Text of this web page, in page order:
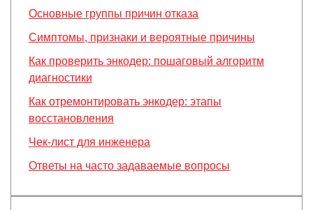
Основные группы причин отказа
Симптомы, признаки и вероятные причины
Как проверить энкодер: пошаговый алгоритм
диагностики
Как отремонтировать энкодер: этапы
восстановления
Чек-лист для инженера
Ответы на часто задаваемые вопросы